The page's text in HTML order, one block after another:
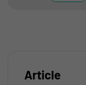
Article